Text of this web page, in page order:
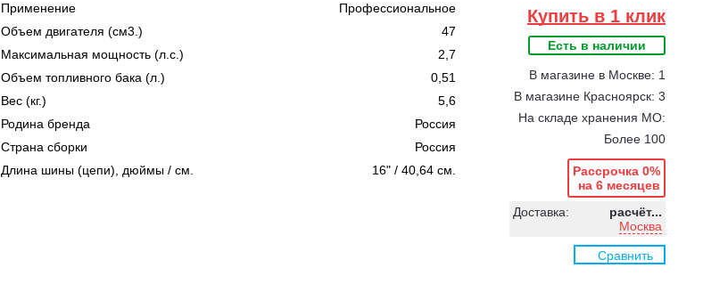
Применение
Профессиональное
Объем двигателя (см3.)
47
Максимальная мощность (л.с.)
2,7
Объем топливного бака (л.)
0,51
Вес (кг.)
5,6
Родина бренда
Россия
Страна сборки
Россия
Длина шины (цепи), дюймы / см.
16" / 40,64 см.
Купить в 1 клик
Есть в наличии
В магазине в Москве: 1
В магазине Красноярск: 3
На складе хранения МО:
Более 100
Рассрочка 0%
на 6 месяцев
Доставка:
расчёт...
Москва
Сравнить